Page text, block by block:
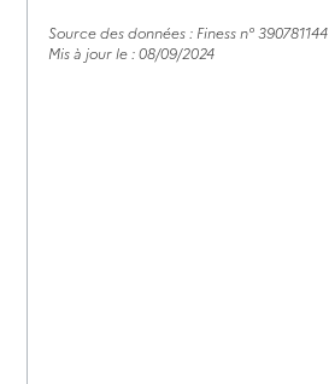
Source des données : Finess n° 390781144
Mis à jour le : 08/09/2024